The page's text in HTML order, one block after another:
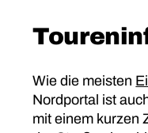
Wie die meisten
Nordportal ist
mit einem kurzen